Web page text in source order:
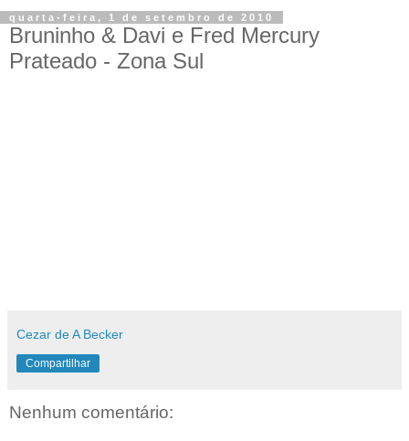
quarta-feira, 1 de setembro de 2010
Bruninho & Davi e Fred Mercury
Prateado - Zona Sul
Cezar de A Becker
Compartilhar
Nenhum comentário: